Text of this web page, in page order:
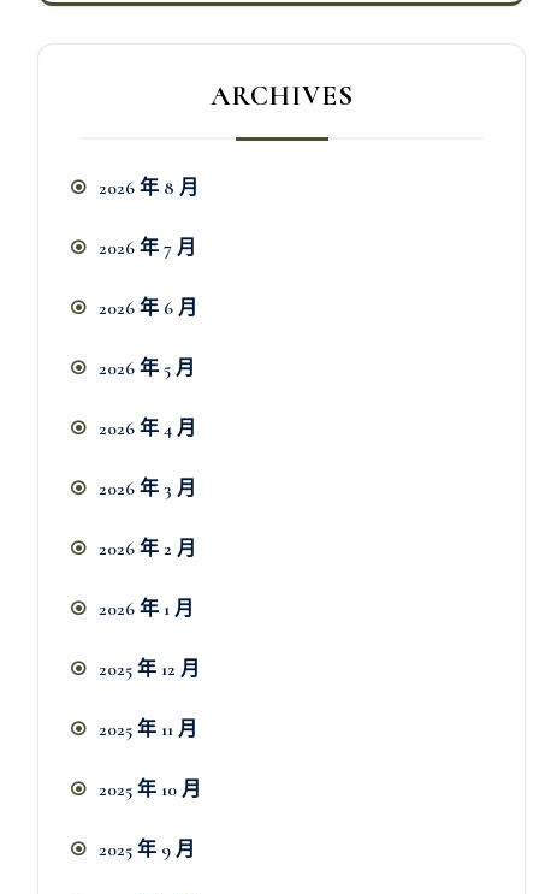
ARCHIVES
2026 年 8 月
2026 年 7 月
2026 年 6 月
2026 年 5 月
2026 年 4 月
2026 年 3 月
2026 年 2 月
2026 年 1 月
2025 年 12 月
2025 年 11 月
2025 年 10 月
2025 年 9 月